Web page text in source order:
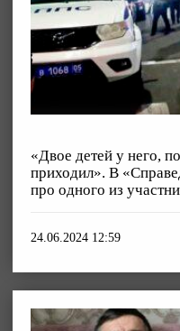
«Двое детей у него,
приходил». В
про одного из
24.06.2024 12:59